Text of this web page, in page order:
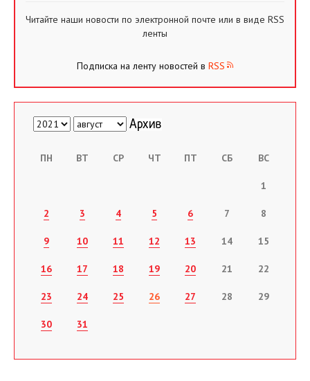
Читайте наши новости по электронной почте или в виде RSS
ленты
Подписка на ленту новостей в RSS
ПН ВТ СР ЧТ ПТ СБ ВС
1
2 3 4 5 6 7 8
9 10 11 12 13 14 15
16 17 18 19 20 21 22
23 24 25 26 27 28 29
30 31